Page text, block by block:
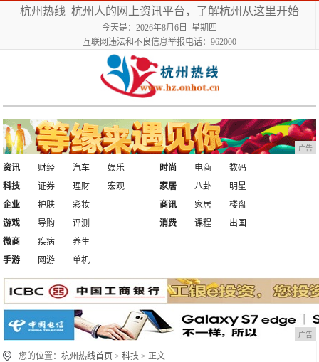
杭州热线_杭州人的网上资讯平台，了解杭州从这里开始
今天是：2026年8月6日 星期四
互联网违法和不良信息举报电话：962000
广告
资讯 财经 汽车
娱乐
科技
证券 理财 宏观
时尚 电商
数码
家居
八卦
明星
企业
护肤
彩妆
游戏
导购 评测
商讯 家居
楼盘
消费
课程
出国
微商
疾病
养生
手游
网游 单机
广告
您的位置：杭州热线首页 >科技 > 正文